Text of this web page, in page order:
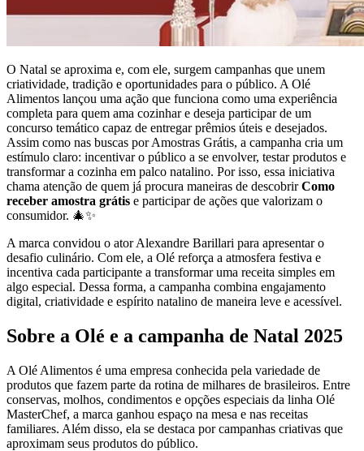
O Natal se aproxima e, com ele, surgem campanhas que unem
criatividade, tradição e oportunidades para o público. A Olé
Alimentos lançou uma ação que funciona como uma experiência
completa para quem ama cozinhar e deseja participar de um
concurso temático capaz de entregar prêmios úteis e desejados.
Assim como nas buscas por Amostras Grátis, a campanha cria um
estímulo claro: incentivar o público a se envolver, testar produtos e
transformar a cozinha em palco natalino. Por isso, essa iniciativa
chama atenção de quem já procura maneiras de descobrirComo
receber amostra grátis e participar de ações que valorizam o
consumidor. 🎄✨
A marca convidou o ator Alexandre Barillari para apresentar o
desafio culinário. Com ele, a Olé reforça a atmosfera festiva e
incentiva cada participante a transformar uma receita simples em
algo especial. Dessa forma, a campanha combina engajamento
digital, criatividade e espírito natalino de maneira leve e acessível.
Sobre a Olé e a campanha de Natal 2025
A Olé Alimentos é uma empresa conhecida pela variedade de
produtos que fazem parte da rotina de milhares de brasileiros. Entre
conservas, molhos, condimentos e opções especiais da linha Olé
MasterChef, a marca ganhou espaço na mesa e nas receitas
familiares. Além disso, ela se destaca por campanhas criativas que
aproximam seus produtos do público.